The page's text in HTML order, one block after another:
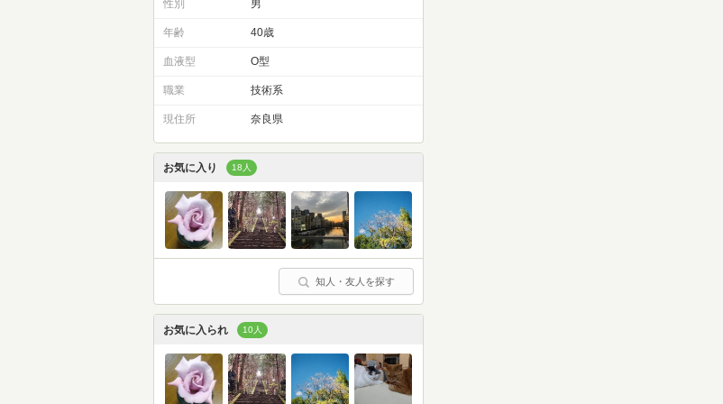
性別 男
年齢 40歳
血液型 O型
職業 技術系
現住所 奈良県
お気に入り 18人
知人・友人を探す
お気に入られ 10人